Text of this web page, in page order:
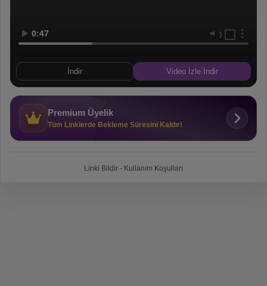
0:47
İndir Video İzle İndir
Premium Üyelik
Tüm Linklerde Bekleme Süresini Kaldır!
Linki Bildir - Kullanım Koşulları